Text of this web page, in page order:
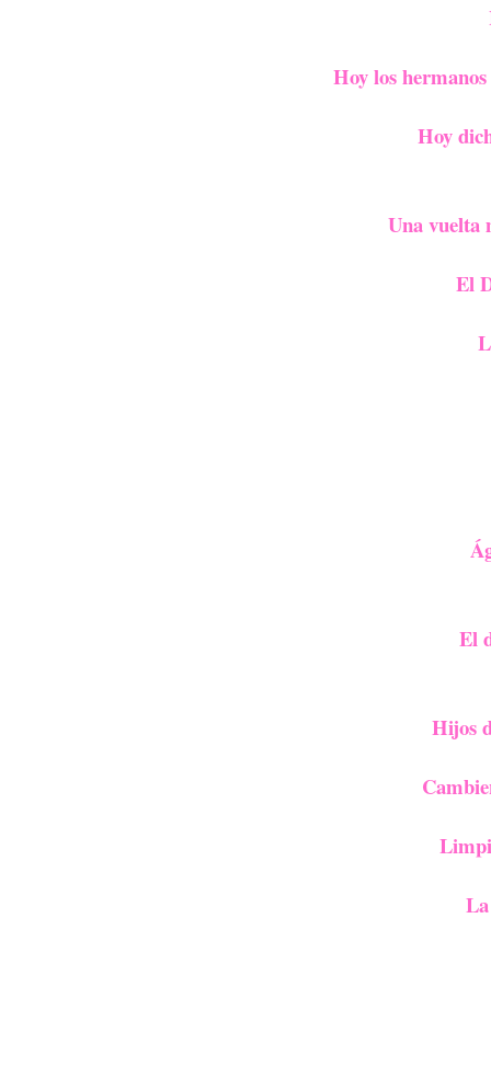
Hoy los
Hoy
Una vuelta
El
El
Hijos